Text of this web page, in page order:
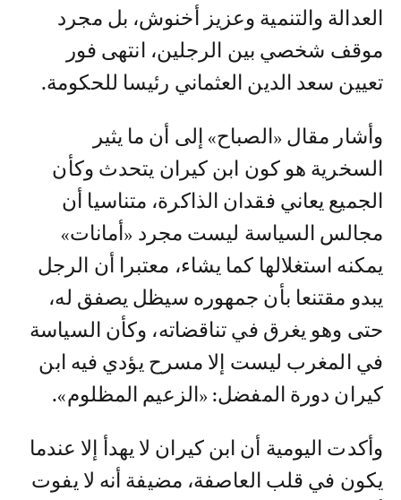
العدالة والتنمية وعزيز أخنوش، بل مجرد
موقف شخصي بين الرجلين، انتهى فور
تعيين سعد الدين العثماني رئيسا للحكومة.
وأشار مقال «الصباح» إلى أن ما يثير
السخرية هو كون ابن كيران يتحدث وكأن
الجميع يعاني فقدان الذاكرة، متناسيا أن
مجالس السياسة ليست مجرد «أمانات»
يمكنه استغلالها كما يشاء، معتبرا أن الرجل
يبدو مقتنعا بأن جمهوره سيظل يصفق له،
حتى وهو يغرق في تناقضاته، وكأن السياسة
في المغرب ليست إلا مسرح يؤدي فيه ابن
كيران دورة المفضل: «الزعيم المظلوم».
وأكدت اليومية أن ابن كيران لا يهدأ إلا عندما
يكون في قلب العاصفة، مضيفة أنه لا يفوت